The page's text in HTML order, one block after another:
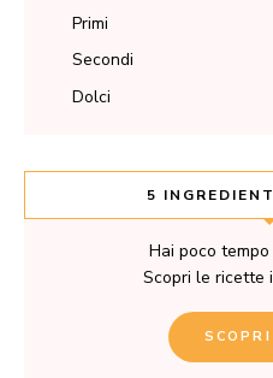
Primi
Secondi
Dolci
5
Hai poco
Scopri le ricette